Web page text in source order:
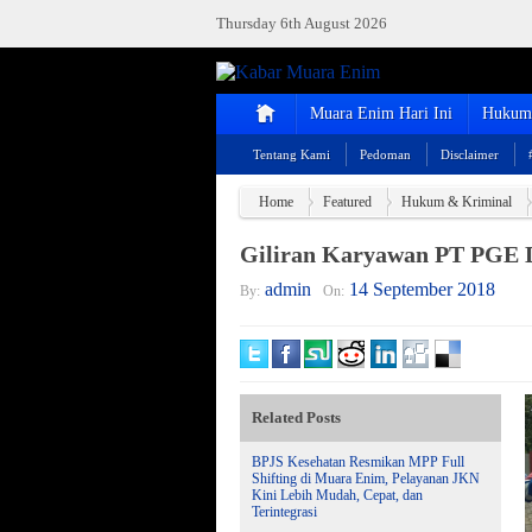
Thursday 6th August 2026
Muara Enim Hari Ini
Tentang Kami Pedoman Disclaimer
Home Featured Hukum & Kriminal
Giliran Karyawan PT PGE
By: admin On: 14 September 2018
Related Posts
BPJS Kesehatan Resmikan MPP Full
Shifting di Muara Enim, Pelayanan JKN
Kini Lebih Mudah, Cepat, dan
Terintegrasi